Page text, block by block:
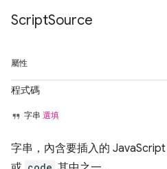
ScriptSource
屬性
程式碼
字串 選填
字串，內含要插入的